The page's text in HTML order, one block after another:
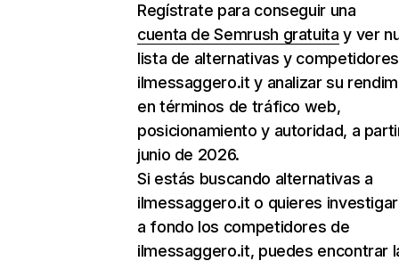
Regístrate para conseguir una
cuenta de Semrush gratuita y ver
lista de alternativas y
ilmessaggero.it y analizar su
en términos de tráfico web,
posicionamiento y autoridad, a
junio de 2026.
Si estás buscando alternativas a
ilmessaggero.it o quieres
a fondo los competidores de
ilmessaggero.it, puedes encontrar